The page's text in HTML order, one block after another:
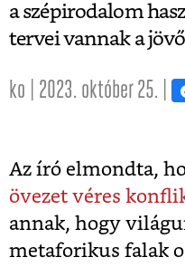
a szépirodalom
tervei vannak a
ko | 2023. október 25. |
Az író elmondta,
övezet véres
annak, hogy
metaforikus falak